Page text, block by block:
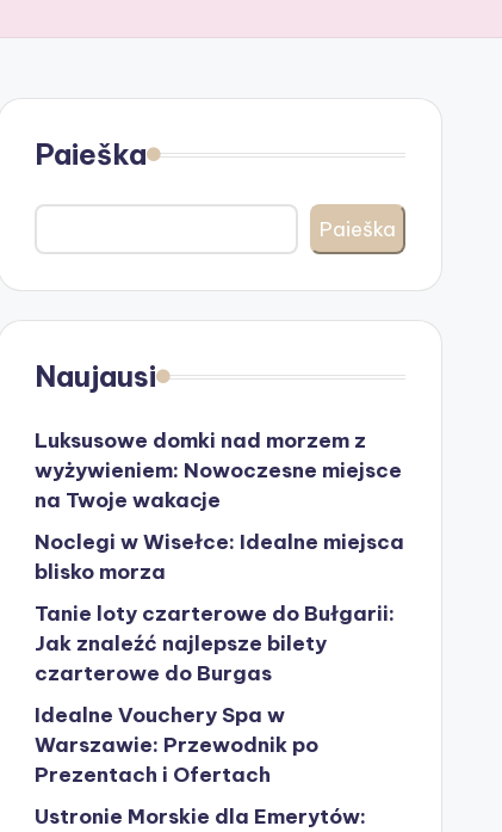
Paieška
Paieška
Naujausi
Luksusowe domki nad morzem z
wyżywieniem: Nowoczesne miejsce
na Twoje wakacje
Noclegi w Wisełce: Idealne miejsca
blisko morza
Tanie loty czarterowe do Bułgarii:
Jak znaleźć najlepsze bilety
czarterowe do Burgas
Idealne Vouchery Spa w
Warszawie: Przewodnik po
Prezentach i Ofertach
Ustronie Morskie dla Emerytów: